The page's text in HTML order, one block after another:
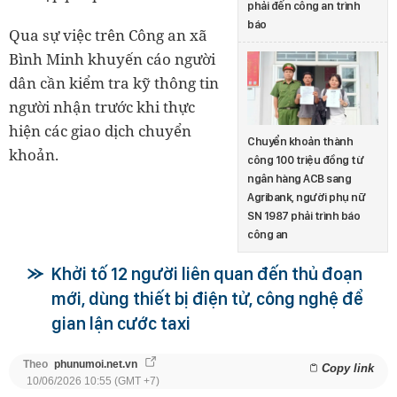
phải đến công an trình
báo
Chuyển khoản thành
công 100 triệu đồng từ
ngân hàng ACB sang
Agribank, người phụ nữ
SN 1987 phải trình báo
công an
Qua sự việc trên Công an xã
Bình Minh khuyến cáo người
dân cần kiểm tra kỹ thông tin
người nhận trước khi thực
hiện các giao dịch chuyển
khoản.
Khởi tố 12 người liên quan đến thủ đoạn
mới, dùng thiết bị điện tử, công nghệ để
gian lận cước taxi
Theo phunumoi.net.vn Copy link
10/06/2026 10:55 (GMT +7)